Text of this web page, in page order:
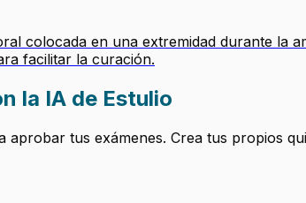
colocada en una extremidad durante la
facilitar la curación.
la IA de Estulio
aprobar tus exámenes. Crea tus propios